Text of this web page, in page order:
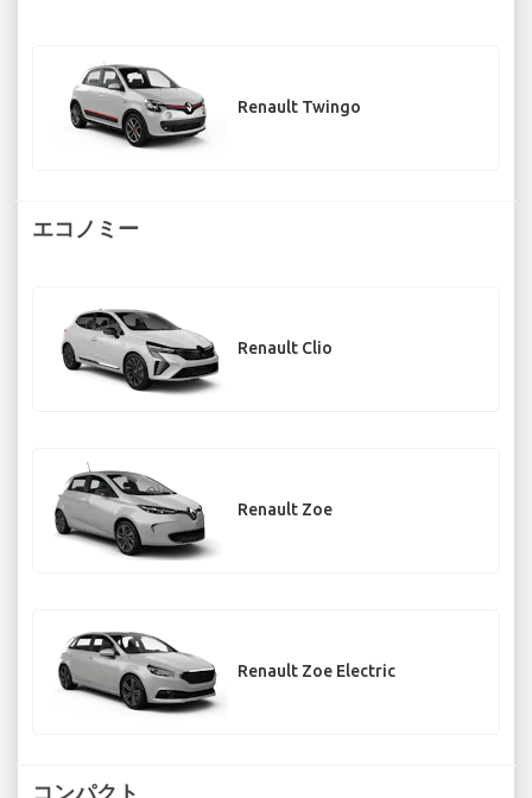
Renault Twingo
エコノミー
Renault Clio
Renault Zoe
Renault Zoe Electric
コンパクト